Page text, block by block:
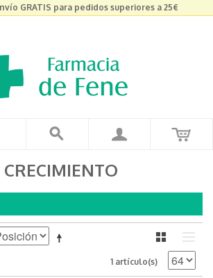
GRATIS para pedidos superiores a 25€
CRECIMIENTO
1 artículo(s)